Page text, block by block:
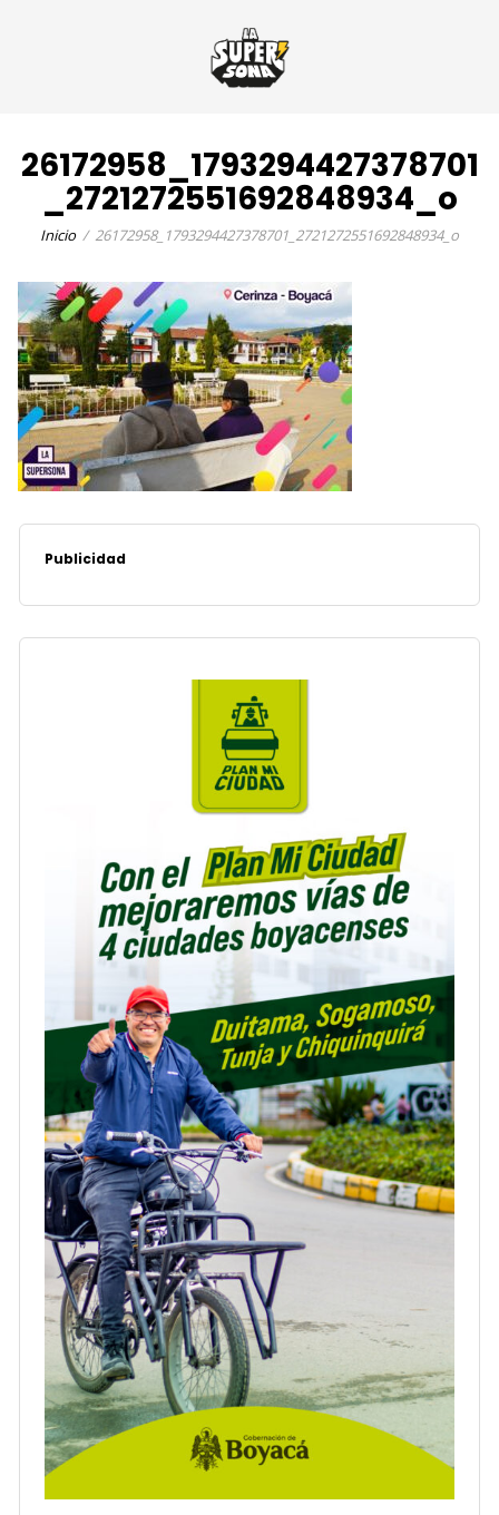
26172958_1793294427378701
_2721272551692848934_o
Inicio 26172958_1793294427378701_2721272551692848934_o
Publicidad